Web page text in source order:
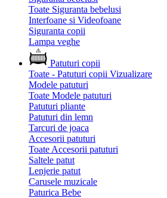
Toate Siguranta bebelusi
Interfoane si Videofoane
Siguranta copii
Lampa veghe
Patuturi copii
Toate - Patuturi copii Vizualizare
Modele patuturi
Toate Modele patuturi
Patuturi pliante
Patuturi din lemn
Tarcuri de joaca
Accesorii patuturi
Toate Accesorii patuturi
Saltele patut
Lenjerie patut
Carusele muzicale
Paturica Bebe